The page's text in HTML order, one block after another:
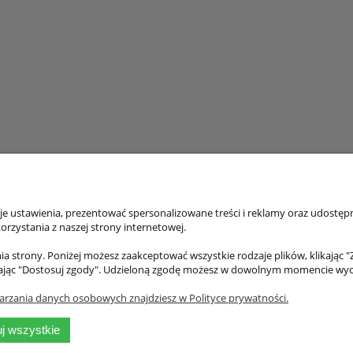
klienta
handlowa
Pomoc
Regulamin
Polityka prywatności
prezentować spersonalizowane treści i reklamy oraz
z naszej strony internetowej.
strony. Poniżej możesz zaakceptować wszystkie rodzaje plików,
"Dostosuj zgody". Udzieloną zgodę możesz w dowolnym momencie
danych osobowych znajdziesz w Polityce prywatności.
wszystkie